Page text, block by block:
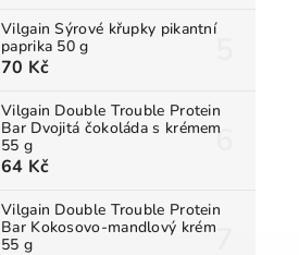
Vilgain Sýrové křupky pikantní
paprika 50 g
70 Kč
Vilgain Double Trouble Protein
Bar Dvojitá čokoláda s krémem
55 g
64 Kč
Vilgain Double Trouble Protein
Bar Kokosovo-mandlový krém
55 g